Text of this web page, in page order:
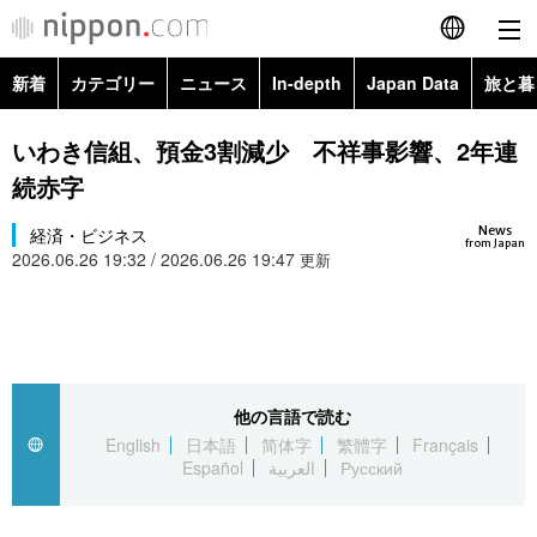
English
简体字
Русский
カテゴリー
国際
社会
アーカイブ
Japan Data
旅と暮らし
新着 カテゴリー ニュース In-depth Japan Data 旅と
政治・外交
経済・ビジネス
国際・海外
文化
科学・技術
暮らし
Topics
いわき信組、預金3割減少 不祥事影響、2年連
続赤字
News
from Japan
経済・ビジネス
2026.06.26 19:32 / 2026.06.26 19:47 更新
他の言語で読む
English
日本語 简体字 繁體字
Français
Español
العربية Русский